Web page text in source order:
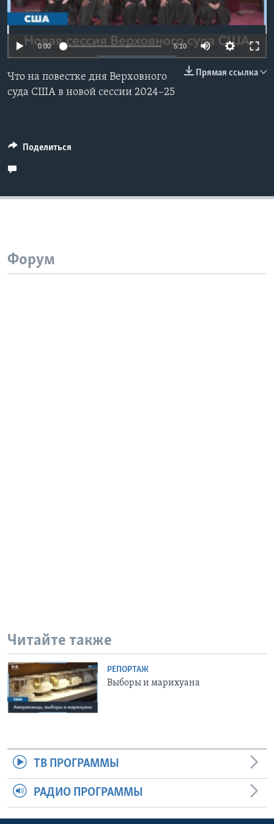
Learning English
0:00 5:10
Прямая ссылка
Что на повестке дня Верховного
суда США в новой сессии 2024–25
Поделиться
Форум
Читайте также
РЕПОРТАЖ
Выборы и марихуана
ТВ ПРОГРАММЫ
РАДИО ПРОГРАММЫ